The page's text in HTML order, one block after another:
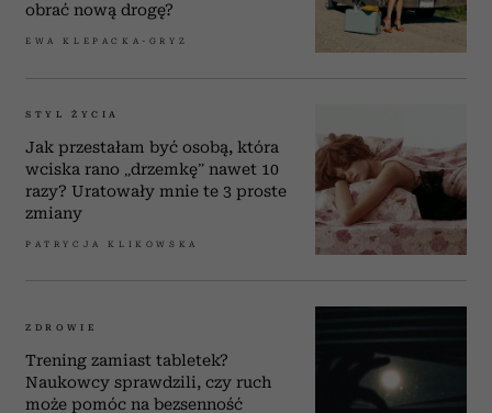
obrać nową drogę?
EWA KLEPACKA-GRYZ
STYL ŻYCIA
Jak przestałam być osobą, która
wciska rano „drzemkę” nawet 10
razy? Uratowały mnie te 3 proste
zmiany
PATRYCJA KLIKOWSKA
ZDROWIE
Trening zamiast tabletek?
Naukowcy sprawdzili, czy ruch
może pomóc na bezsenność